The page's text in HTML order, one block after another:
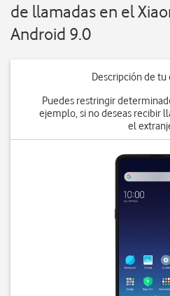
de llamadas en el
Android 9.0
Descripción de tu
Puedes restringir
ejemplo, si no deseas recibir
el